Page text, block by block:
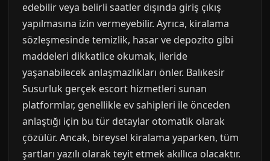
edebilir veya belirli saatler dışında giriş çıkış
yapılmasına izin vermeyebilir. Ayrıca, kiralama
sözleşmesinde temizlik, hasar ve depozito gibi
maddeleri dikkatlice okumak, ileride
yaşanabilecek anlaşmazlıkları önler. Balıkesir
Susurluk gerçek escort hizmetleri sunan
platformlar, genellikle ev sahipleri ile önceden
anlaştığı için bu tür detaylar otomatik olarak
çözülür. Ancak, bireysel kiralama yaparken, tüm
şartları yazılı olarak teyit etmek akıllıca olacaktır.